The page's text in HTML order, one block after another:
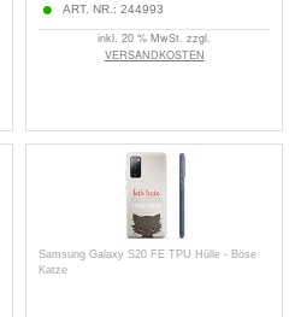
ART. NR.: 244993
inkl. 20 % MwSt. zzgl.
VERSANDKOSTEN
Samsung Galaxy S20 FE TPU Hülle - Böse
Katze